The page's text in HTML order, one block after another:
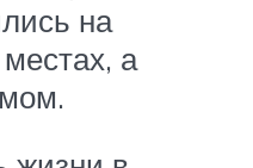
на
а